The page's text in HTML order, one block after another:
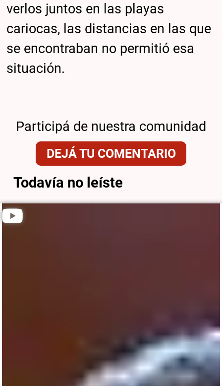
verlos juntos en las playas
cariocas, las distancias en las que
se encontraban no permitió esa
situación.
Participá de nuestra comunidad
DEJÁ TU COMENTARIO
Todavía no leíste